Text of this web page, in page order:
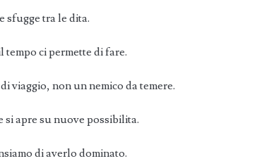
sfugge tra le dita.
tempo ci permette di fare.
viaggio, non un nemico da temere.
si apre su nuove possibilita.
di averlo dominato.